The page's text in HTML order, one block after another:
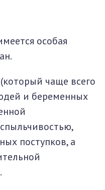
особая
чаще всего
и беременных
поступков, а
.